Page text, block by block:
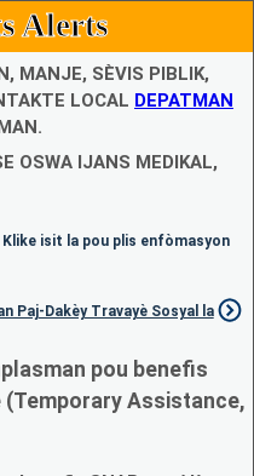
Alerts
MANJE, SÈVIS PIBLIK,
LOCAL DEPATMAN
OSWA IJANS MEDIKAL,
Klike isit la pou plis enfòmasyon
Paj-Dakèy Travayè Sosyal la
pou benefis
(Temporary Assistance,